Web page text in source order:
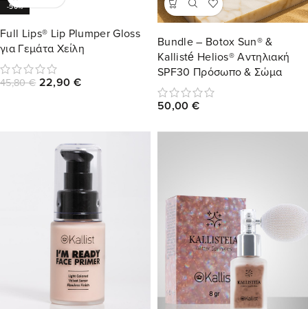
-50%
Full Lips® Lip Plumper Gloss
για Γεμάτα Χείλη
45,80€ 22,90 €
Bundle – Botox Sun® &
Kallisté Helios® Αντηλιακή
SPF30 Πρόσωπο & Σώμα
50,00 €